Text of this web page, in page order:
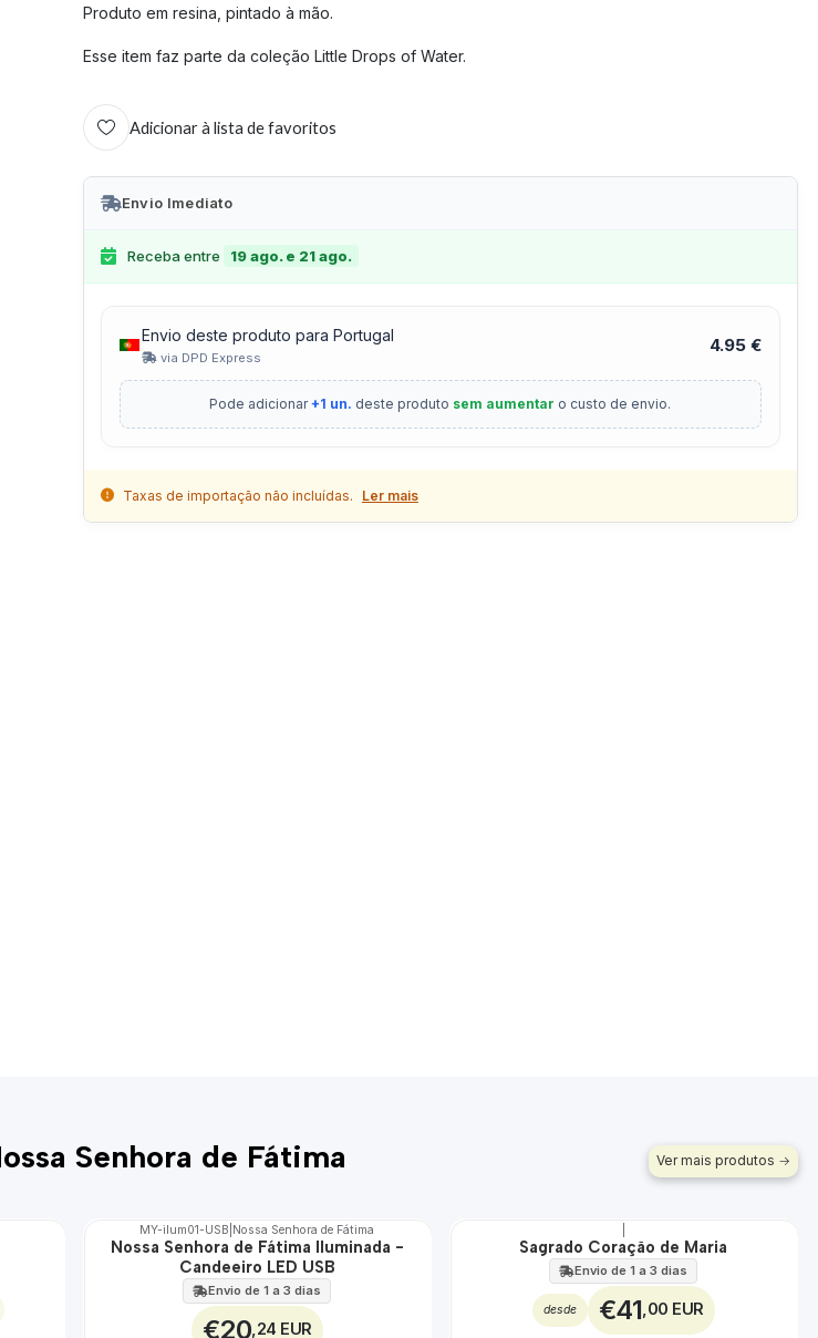
Produto em resina, pintado à mão.
Esse item faz parte da coleção Little Drops of Water.
Adicionar à lista de favoritos
Envio Imediato
Receba entre 19 ago. e 21 ago.
Envio deste produto para Portugal
via DPD Express
4.95 €
Pode adicionar+1 un. deste produto sem aumentar o custo de envio.
Taxas de importação não incluídas. Ler mais
Senhora de Fátima Ver mais produtos
🇵🇹
EXCLUSIVO
MY-ilum01-USB Nossa Senhora de Fátima
Nossa Senhora de Fátima Iluminada -
Candeeiro LED USB
Envio de 1 a 3 dias
€20 ,24 EUR
Sagrado Coração de Maria
Envio de 1 a 3 dias
desde €41 ,00 EUR